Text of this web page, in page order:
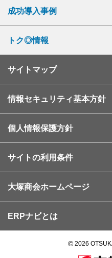
成功導入事例
トク◎情報
サイトマップ
情報セキュリティ基本方針
個人情報保護方針
サイトの利用条件
大塚商会ホームページ
ERPナビとは
©2026